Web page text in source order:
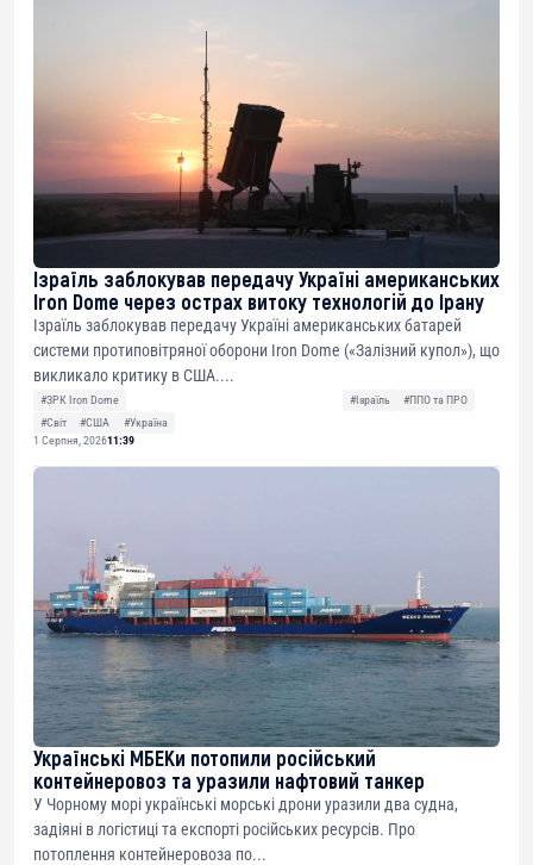
Ізраїль заблокував передачу Україні американських
Iron Dome через острах витоку технологій до Ірану
Ізраїль заблокував передачу Україні американських батарей
системи протиповітряної оборони Iron Dome («Залізний купол»), що
викликало критику в США....
#ЗРК Iron Dome #Ізраїль
#ППО та ПРО
#Світ
#США
#Україна
1 Серпня, 202611:39
Українські МБЕКи потопили російський
контейнеровоз та уразили нафтовий танкер
У Чорному морі українські морські дрони уразили два судна,
задіяні в логістиці та експорті російських ресурсів. Про
потоплення контейнеровоза по...